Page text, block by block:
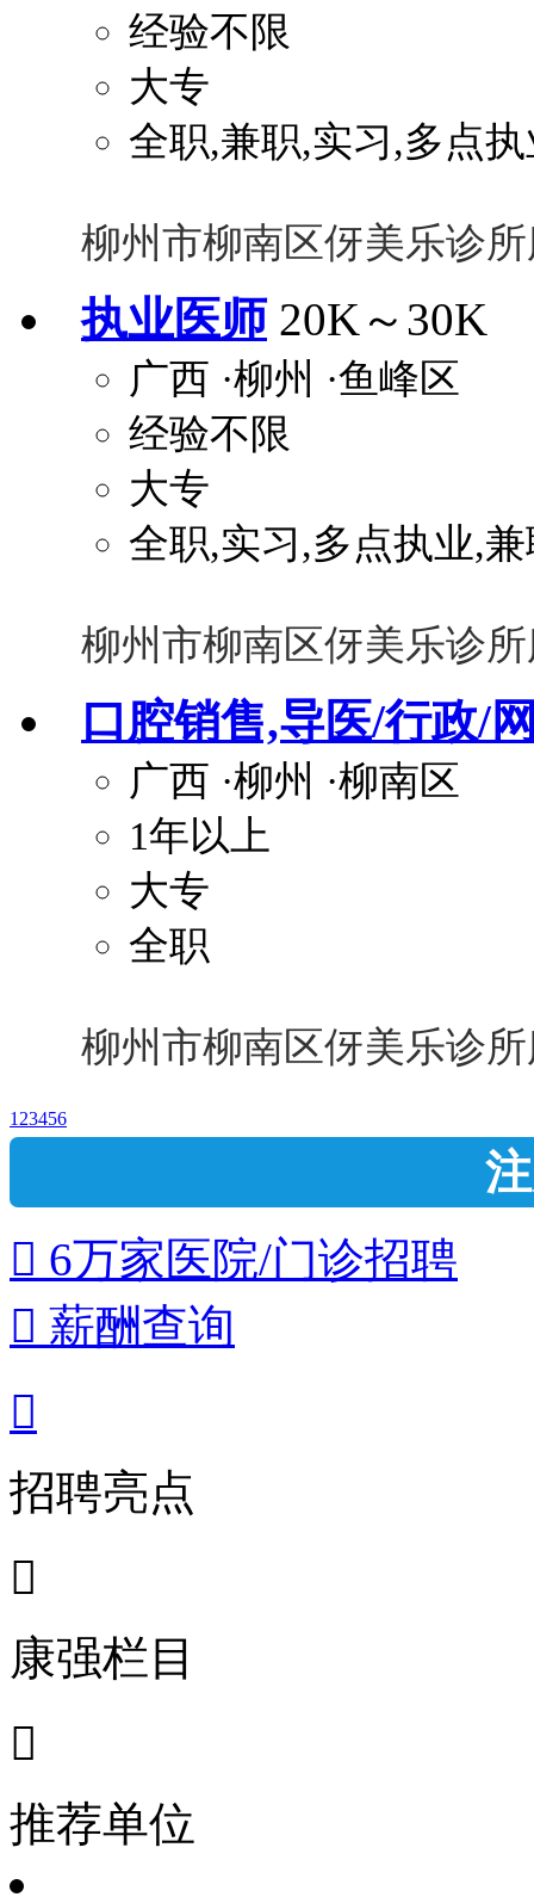
经验不限
大专
全职,兼职,实习,多点
柳州市柳南区伢美乐诊
执业医师 20K～30K
广西 ·柳州 ·鱼峰区
经验不限
大专
全职,实习,多点执业,
柳州市柳南区伢美乐诊
口腔销售,导医/行政/
广西 ·柳州 ·柳南区
1年以上
大专
全职
柳州市柳南区伢美乐诊
1 23456
 6万家医院/门诊招聘
 薪酬查询

招聘亮点

康强栏目

推荐单位